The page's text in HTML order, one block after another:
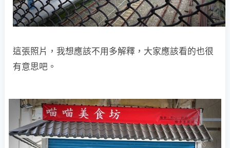
這張照片，我想應該不用多解釋，大家應該看的也很
有意思吧。